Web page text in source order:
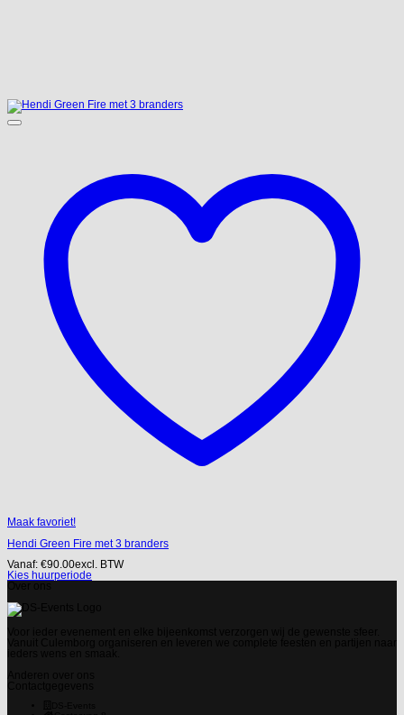
Maak favoriet!
Hendi Green Fire met 3 branders
Vanaf: €90.00excl. BTW
Kies huurperiode